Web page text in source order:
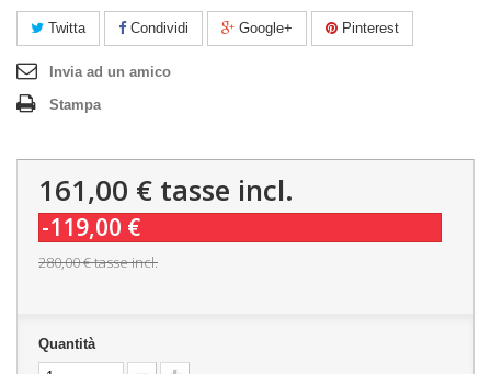
Twitta Condividi Google+ Pinterest
Invia ad un amico
Stampa
161,00 € tasse incl.
-119,00 €
280,00 €tasse incl.
Quantità